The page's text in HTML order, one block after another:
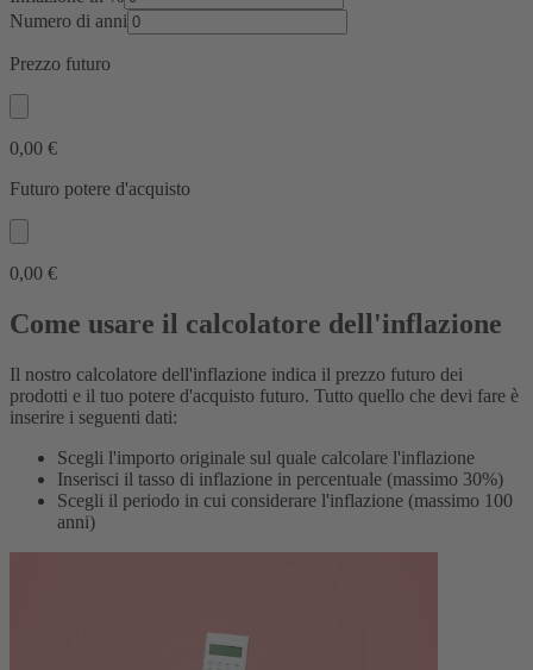
Numero di anni
Prezzo futuro
0,00 €
Futuro potere d'acquisto
0,00 €
Come usare il calcolatore dell'inflazione
Il nostro calcolatore dell'inflazione indica il prezzo futuro dei
prodotti e il tuo potere d'acquisto futuro. Tutto quello che devi fare è
inserire i seguenti dati:
Scegli l'importo originale sul quale calcolare l'inflazione
Inserisci il tasso di inflazione in percentuale (massimo 30%)
Scegli il periodo in cui considerare l'inflazione (massimo 100
anni)